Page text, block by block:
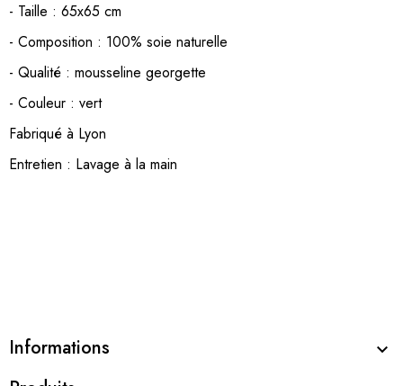
- Taille : 65x65 cm
- Composition : 100% soie naturelle
- Qualité : mousseline georgette
- Couleur : vert
Fabriqué à Lyon
Entretien : Lavage à la main
Informations 